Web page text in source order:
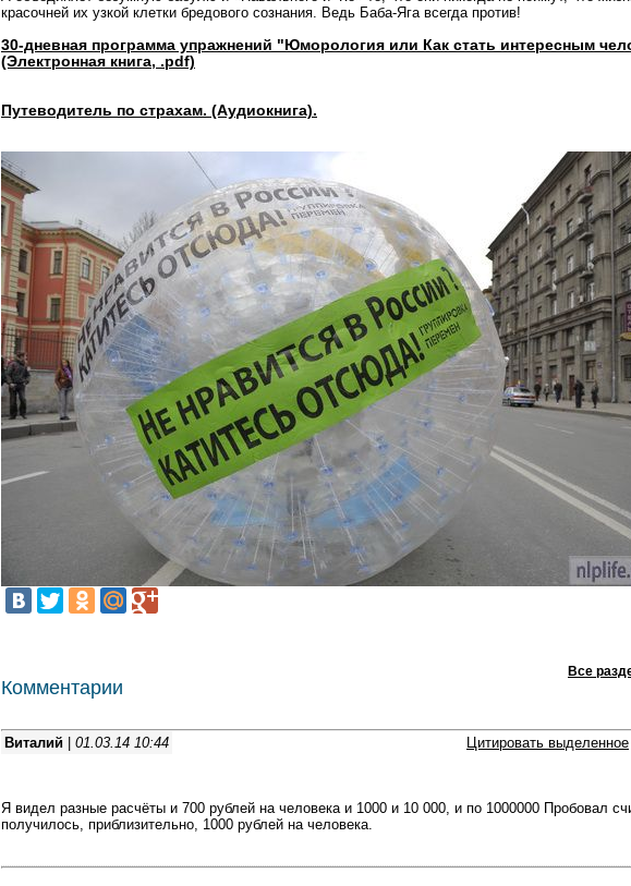
красочней их узкой клетки бредового сознания. Ведь Баба-Яга всегда против!
30-дневная программа упражнений "Юморология или Как стать интересным
(Электронная книга, .pdf)
Путеводитель по страхам. (Аудиокнига).
Все
Комментарии
Виталий 01.03.14 10:44 Цитировать выделенное
Я видел разные расчёты и 700 рублей на человека и 1000 и 10 000, и по 1000000 Пробовал
получилось, приблизительно, 1000 рублей на человека.